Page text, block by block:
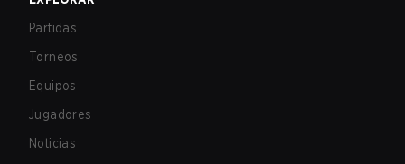
Partidas
Torneos
Equipos
Jugadores
Noticias